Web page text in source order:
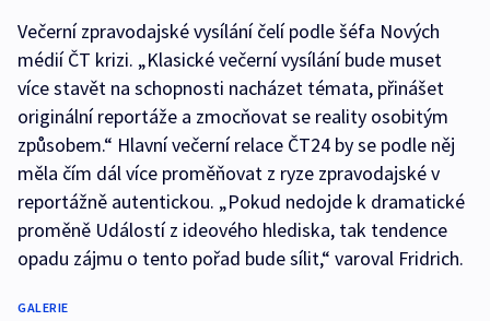
Večerní zpravodajské vysílání čelí podle šéfa Nových
médií ČT krizi. „Klasické večerní vysílání bude muset
více stavět na schopnosti nacházet témata, přinášet
originální reportáže a zmocňovat se reality osobitým
způsobem.“ Hlavní večerní relace ČT24 by se podle něj
měla čím dál více proměňovat z ryze zpravodajské v
reportážně autentickou. „Pokud nedojde k dramatické
proměně Událostí z ideového hlediska, tak tendence
opadu zájmu o tento pořad bude sílit,“ varoval Fridrich.
GALERIE